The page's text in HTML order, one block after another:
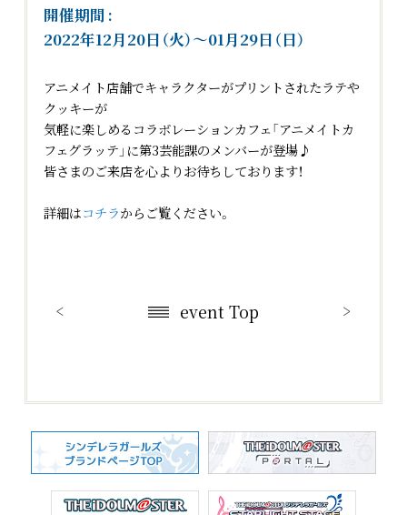
Official X
開催期間
2022年12月20日（火）～01月29日（日）
アニメイト店舗でキャラクターがプリントされたラテや
クッキーが
気軽に楽しめるコラボレーションカフェ「アニメイトカ
フェグラッテ」に第3芸能課のメンバーが登場♪
皆さまのご来店を心よりお待ちしております！
詳細はコチラからご覧ください。
event Top